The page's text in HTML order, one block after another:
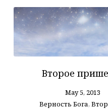
Второе
May 5, 2013
Верность Бога,